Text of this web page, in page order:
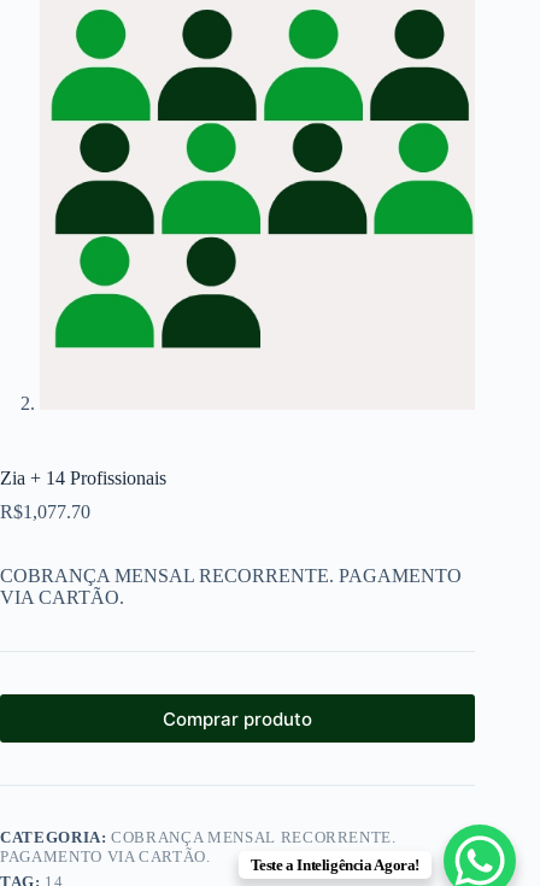
Zia + 14 Profissionais
R$1,077.70
COBRANÇA MENSAL RECORRENTE. PAGAMENTO
VIA CARTÃO.
Comprar produto
CATEGORIA:COBRANÇA MENSAL RECORRENTE.
PAGAMENTO VIA CARTÃO.
TAG: 14
Teste a Inteligência Agora!